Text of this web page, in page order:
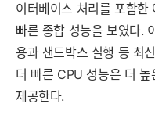
이터베이스 처리를 포함한
빠른 종합 성능을 보였다.
용과 샌드박스 실행 등 최
더 빠른 CPU 성능은 더
제공한다.